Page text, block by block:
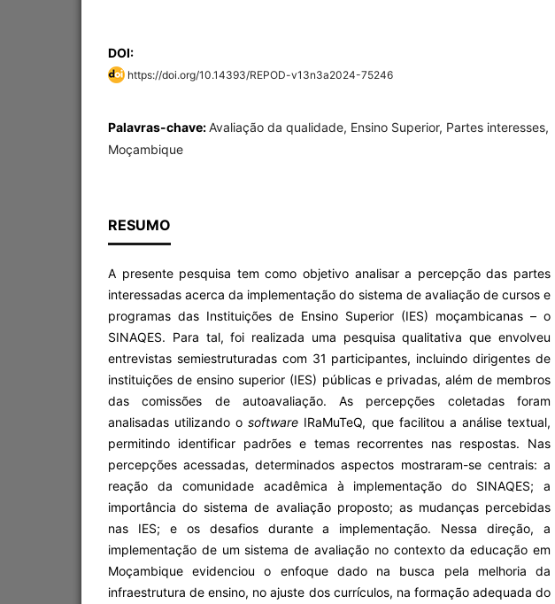
DOI:
https://doi.org/10.14393/REPOD-v13n3a2024-75246
Palavras-chave:Avaliação da qualidade, Ensino Superior, Partes interesses,
Moçambique
RESUMO
A presente pesquisa tem como objetivo analisar a percepção das partes
interessadas acerca da implementação do sistema de avaliação de cursos e
programas das Instituições de Ensino Superior (IES) moçambicanas – o
SINAQES. Para tal, foi realizada uma pesquisa qualitativa que envolveu
entrevistas semiestruturadas com 31 participantes, incluindo dirigentes de
instituições de ensino superior (IES) públicas e privadas, além de membros
das comissões de autoavaliação. As percepções coletadas foram
analisadas utilizando osoftware IRaMuTeQ, que facilitou a análise textual,
permitindo identificar padrões e temas recorrentes nas respostas. Nas
percepções acessadas, determinados aspectos mostraram-se centrais: a
reação da comunidade acadêmica à implementação do SINAQES; a
importância do sistema de avaliação proposto; as mudanças percebidas
nas IES; e os desafios durante a implementação. Nessa direção, a
implementação de um sistema de avaliação no contexto da educação em
Moçambique evidenciou o enfoque dado na busca pela melhoria da
infraestrutura de ensino, no ajuste dos currículos, na formação adequada do